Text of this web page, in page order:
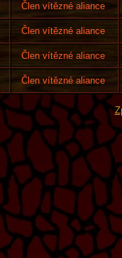
Člen vítězné aliance
Člen vítězné aliance
Člen vítězné aliance
Člen vítězné aliance